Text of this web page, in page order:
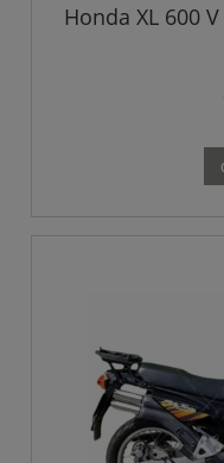
Honda XL 600